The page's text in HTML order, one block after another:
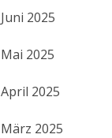
Juni 2025
Mai 2025
April 2025
März 2025